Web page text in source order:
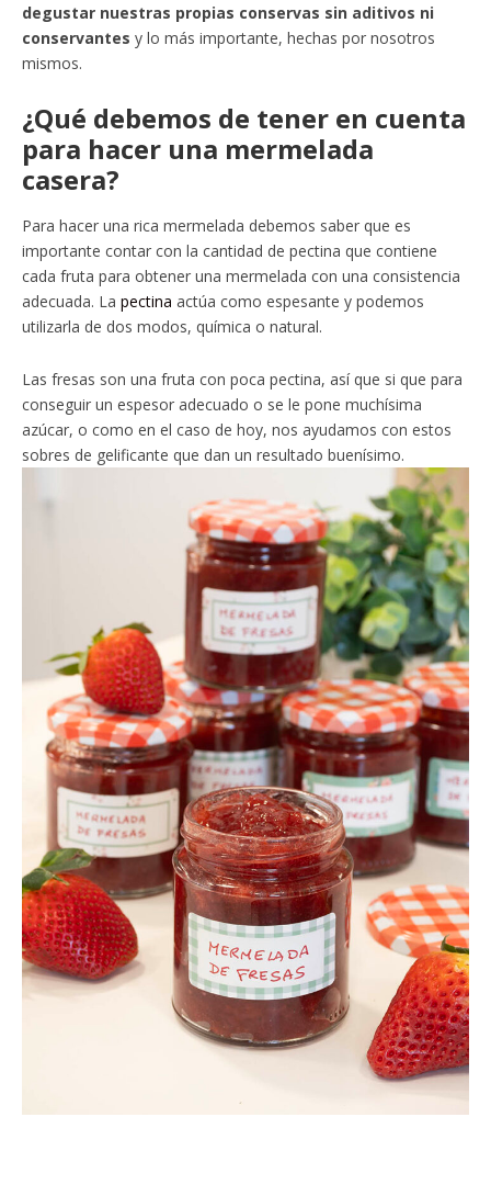
degustar nuestras propias conservas sin aditivos ni
conservantes y lo más importante, hechas por nosotros
mismos.
¿Qué debemos de tener en cuenta
para hacer una mermelada
casera?
Para hacer una rica mermelada debemos saber que es
importante contar con la cantidad de pectina que contiene
cada fruta para obtener una mermelada con una consistencia
adecuada. La pectina actúa como espesante y podemos
utilizarla de dos modos, química o natural.
Las fresas son una fruta con poca pectina, así que si que para
conseguir un espesor adecuado o se le pone muchísima
azúcar, o como en el caso de hoy, nos ayudamos con estos
sobres de gelificante que dan un resultado buenísimo.